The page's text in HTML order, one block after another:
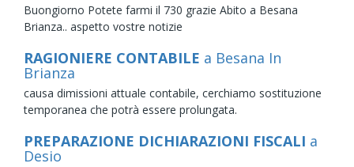
Buongiorno Potete farmi il 730 grazie Abito a Besana
Brianza.. aspetto vostre notizie
RAGIONIERE CONTABILE a Besana In
Brianza
causa dimissioni attuale contabile, cerchiamo sostituzione
temporanea che potrà essere prolungata.
PREPARAZIONE DICHIARAZIONI FISCALI a
Desio